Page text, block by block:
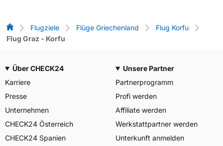
Flug-Vergleich
Flugziele Flüge Griechenland
Flug Korfu
Flug Graz - Korfu
Über CHECK24
Karriere
Presse
Unternehmen
CHECK24 Österreich
CHECK24 Spanien
Unsere Partner
Partnerprogramm
Profi werden
Affiliate werden
Werkstattpartner werden
Unterkunft anmelden